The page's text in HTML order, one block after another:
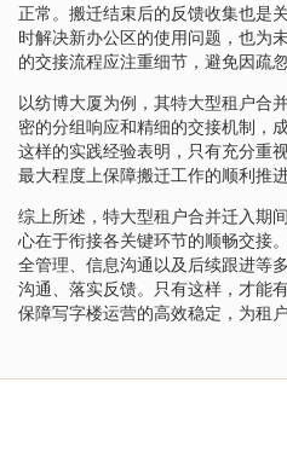
正常。搬迁结束后的反馈收集也是
时解决新办公区的使用问题，也为
的交接流程应注重细节，避免因疏
以纺博大厦为例，其特大型租户合
密的分组响应和精细的交接机制，
这样的实践经验表明，只有充分重
最大程度上保障搬迁工作的顺利推
综上所述，特大型租户合并迁入期
心在于衔接各关键环节的顺畅交接
全管理、信息沟通以及后续跟进等
沟通、落实反馈。只有这样，才能
保障写字楼运营的高效稳定，为租